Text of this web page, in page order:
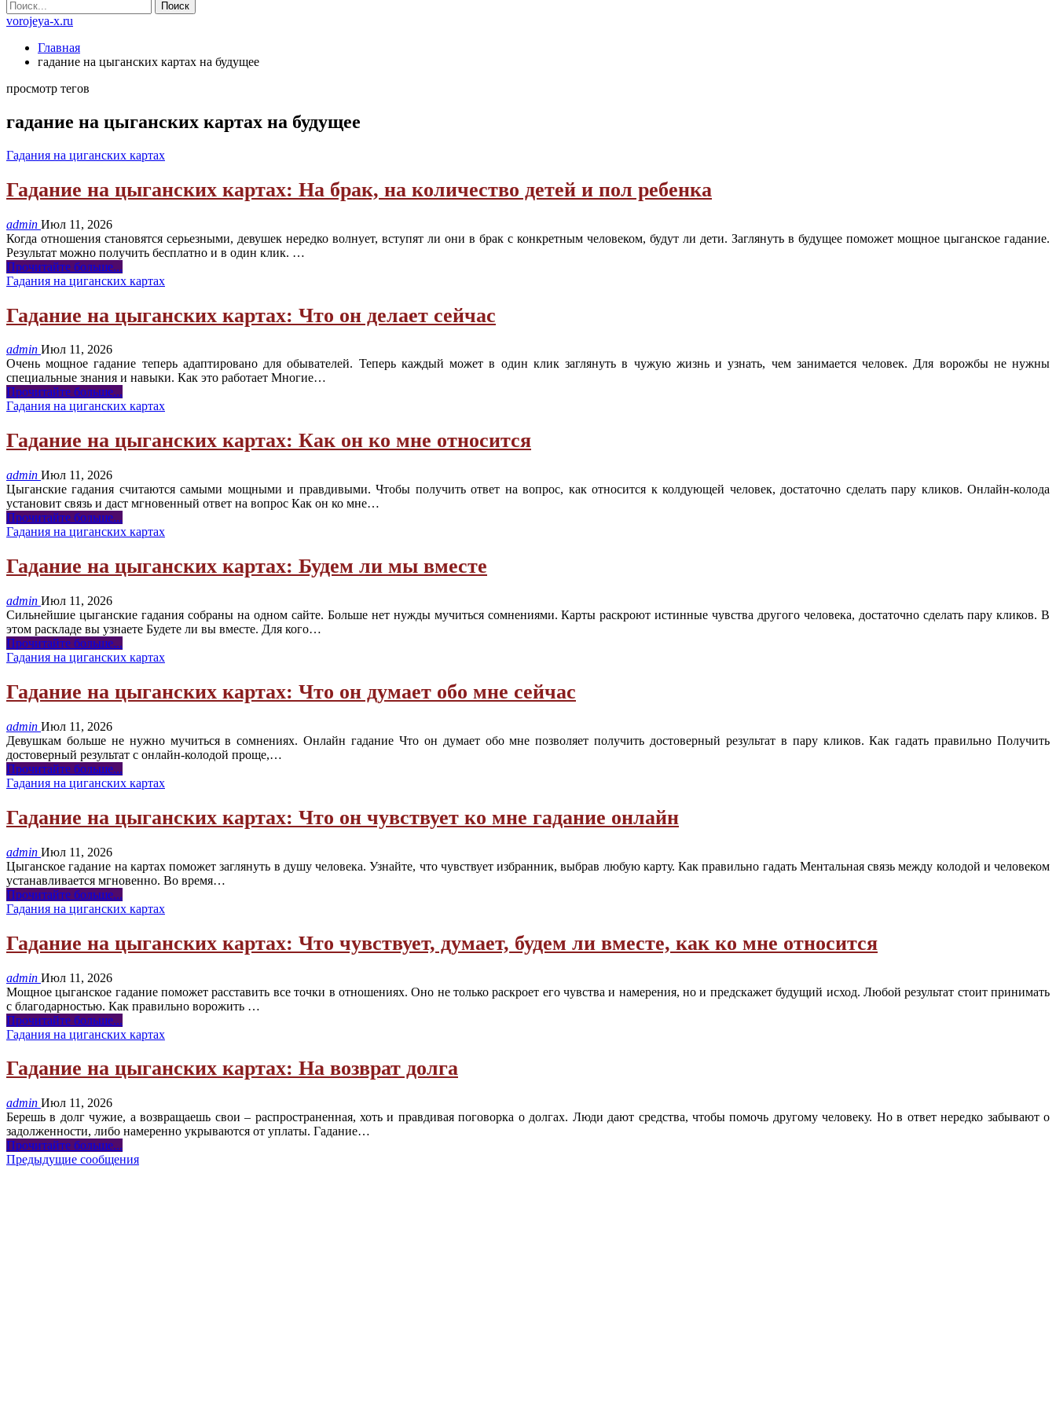
vorojeya-x.ru
Главная
гадание на цыганских картах на будущее
просмотр тегов
гадание на цыганских картах на будущее
Гадания на циганских картах
Гадание на цыганских картах: На брак, на количество детей и пол ребенка
admin Июл 11, 2026
Когда отношения становятся серьезными, девушек нередко волнует, вступят ли они в брак с конкретным человеком, будут ли дети. Заглянуть в будущее поможет мощное цыганское гадание.
Результат можно получить бесплатно и в один клик. …
Прочитайте больше...
Гадания на циганских картах
Гадание на цыганских картах: Что он делает сейчас
admin Июл 11, 2026
Очень мощное гадание теперь адаптировано для обывателей. Теперь каждый может в один клик заглянуть в чужую жизнь и узнать, чем занимается человек. Для ворожбы не нужны
специальные знания и навыки. Как это работает Многие…
Прочитайте больше...
Гадания на циганских картах
Гадание на цыганских картах: Как он ко мне относится
admin Июл 11, 2026
Цыганские гадания считаются самыми мощными и правдивыми. Чтобы получить ответ на вопрос, как относится к колдующей человек, достаточно сделать пару кликов. Онлайн-колода
установит связь и даст мгновенный ответ на вопрос Как он ко мне…
Прочитайте больше...
Гадания на циганских картах
Гадание на цыганских картах: Будем ли мы вместе
admin Июл 11, 2026
Сильнейшие цыганские гадания собраны на одном сайте. Больше нет нужды мучиться сомнениями. Карты раскроют истинные чувства другого человека, достаточно сделать пару кликов. В
этом раскладе вы узнаете Будете ли вы вместе. Для кого…
Прочитайте больше...
Гадания на циганских картах
Гадание на цыганских картах: Что он думает обо мне сейчас
admin Июл 11, 2026
Девушкам больше не нужно мучиться в сомнениях. Онлайн гадание Что он думает обо мне позволяет получить достоверный результат в пару кликов. Как гадать правильно Получить
достоверный результат с онлайн-колодой проще,…
Прочитайте больше...
Гадания на циганских картах
Гадание на цыганских картах: Что он чувствует ко мне гадание онлайн
admin Июл 11, 2026
Цыганское гадание на картах поможет заглянуть в душу человека. Узнайте, что чувствует избранник, выбрав любую карту. Как правильно гадать Ментальная связь между колодой и человеком
устанавливается мгновенно. Во время…
Прочитайте больше...
Гадания на циганских картах
Гадание на цыганских картах: Что чувствует, думает, будем ли вместе, как ко мне относится
admin Июл 11, 2026
Мощное цыганское гадание поможет расставить все точки в отношениях. Оно не только раскроет его чувства и намерения, но и предскажет будущий исход. Любой результат стоит принимать
с благодарностью. Как правильно ворожить …
Прочитайте больше...
Гадания на циганских картах
Гадание на цыганских картах: На возврат долга
admin Июл 11, 2026
Берешь в долг чужие, а возвращаешь свои – распространенная, хоть и правдивая поговорка о долгах. Люди дают средства, чтобы помочь другому человеку. Но в ответ нередко забывают о
задолженности, либо намеренно укрываются от уплаты. Гадание…
Прочитайте больше...
Предыдущие сообщения